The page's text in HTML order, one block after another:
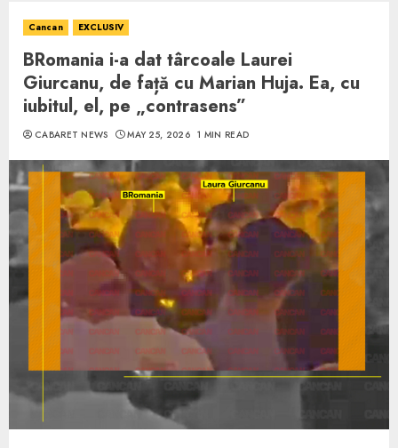
Cancan EXCLUSIV
BRomania i-a dat târcoale Laurei
Giurcanu, de față cu Marian Huja. Ea, cu
iubitul, el, pe „contrasens”
CABARET NEWS MAY 25, 2026 1 MIN READ